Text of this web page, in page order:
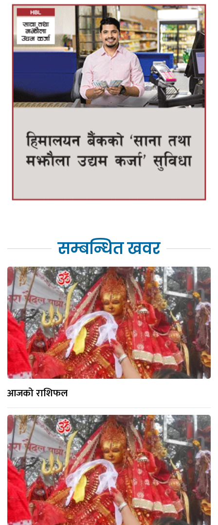
सम्बन्धित खवर
आजको राशिफल